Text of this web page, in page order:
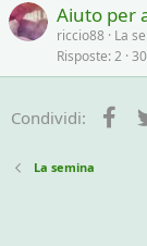
Aiuto per
riccio88 La
Risposte 2
Condividi:
La semina